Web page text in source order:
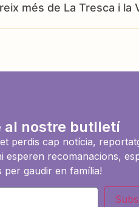
La Tresca i la
al nostre butlletí
perdis cap notícia,
esperen recomanacions,
per gaudir en família!